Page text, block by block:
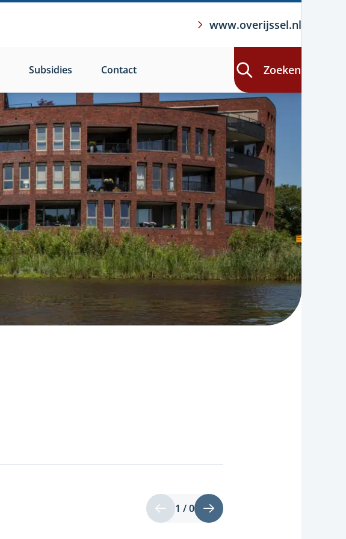
www.overijssel.nl
Subsidies Contact Zoeken
Vorige
1 / 0Pagina
1
Volgende